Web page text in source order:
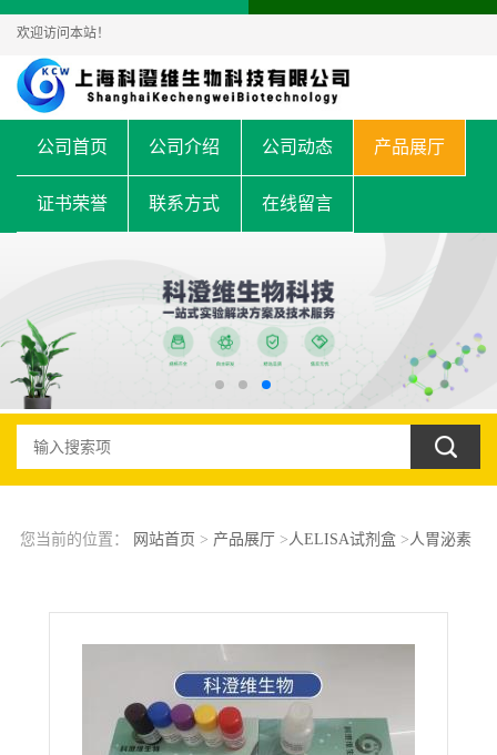
欢迎访问本站！
公司首页 公司介绍 公司动态 产品展厅
证书荣誉 联系方式 在线留言
您当前的位置： 网站首页 > 产品展厅> 人ELISA试剂盒> 人胃泌素